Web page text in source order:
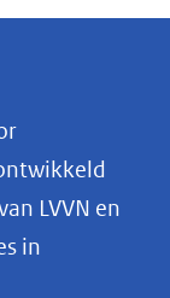
LVVN en
in